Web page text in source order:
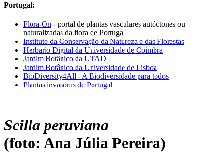
Portugal:
Flora-On - portal de plantas vasculares autóctones ou
naturalizadas da flora de Portugal
Instituto da Conservação da Natureza e das Florestas
Herbario Digital da Universidade de Coimbra
Jardim Botânico da UTAD
Jardim Botânico da Universidade de Lisboa
BioDiversity4All - A Biodiversidade para todos
Plantas invasoras de Portugal
Scilla peruviana
(foto: Ana Júlia Pereira)